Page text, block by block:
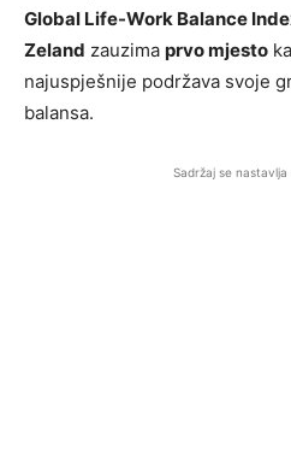
Global Life-Work Balance
Zeland zauzima prvo mjesto
najuspješnije podržava svoje
balansa.
Sadržaj se nastavlja